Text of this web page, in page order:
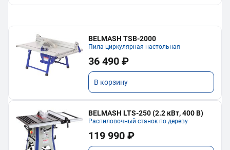
BELMASH TSB-2000
Пила циркулярная настольная
36 490 ₽
В корзину
BELMASH LTS-250 (2.2 кВт, 400 В)
Распиловочный станок по дереву
119 990 ₽